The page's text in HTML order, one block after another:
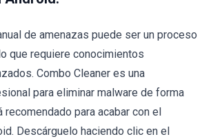
de amenazas puede ser un proceso
que requiere conocimientos
Combo Cleaner es una
para eliminar malware de forma
para acabar con el
Descárguelo haciendo clic en el